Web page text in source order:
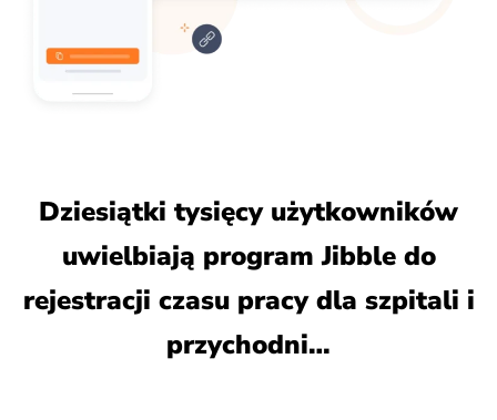
Dziesiątki tysięcy użytkowników
uwielbiają program Jibble do
rejestracji czasu pracy dla szpitali i
przychodni…